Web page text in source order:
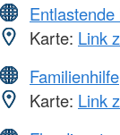
Karte: Link
Familienhilfe
Karte: Link